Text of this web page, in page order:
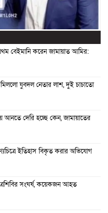
বেইমানি করেন জামায়াত আমির:
যুবদল নেতার লাশ, দুই চাচাতো
আনতে দেরি হচ্ছে কেন, জামায়াতের
ইতিহাস বিকৃত করার অভিযোগ
সংঘর্ষ, কয়েকজন আহত